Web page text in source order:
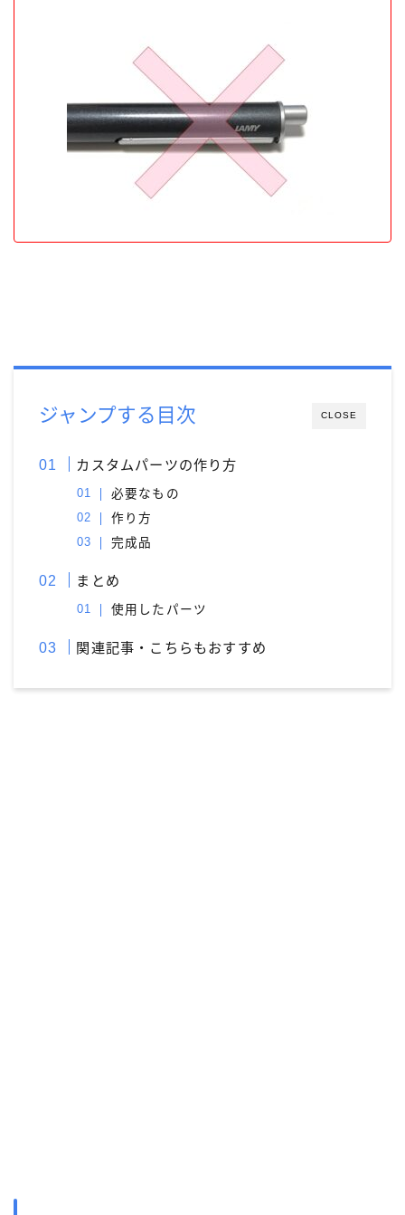
ゼブラ［ZEBRA］ トンボ鉛筆
パイロット［PILOT］ パーカー［PERKAR］
ファーバーカステル［Faber-Castell］
ペリカン［Pelikan］ ボールペン
ボールペンカスタマイズ
木軸ペン 木軸ペン工房 金杢犀 知識系 筆記具
CLOSE
ジャンプする目次
カスタムパーツの作り方
必要なもの
作り方
完成品
まとめ
使用したパーツ
関連記事・こちらもおすすめ